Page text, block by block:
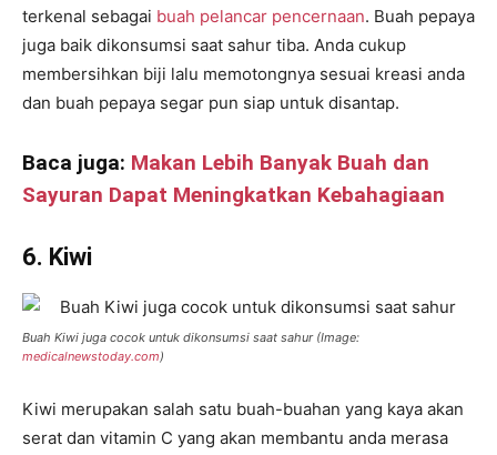
terkenal sebagai buah pelancar pencernaan. Buah pepaya
juga baik dikonsumsi saat sahur tiba. Anda cukup
membersihkan biji lalu memotongnya sesuai kreasi anda
dan buah pepaya segar pun siap untuk disantap.
Baca juga: Makan Lebih Banyak Buah dan
Sayuran Dapat Meningkatkan Kebahagiaan
6. Kiwi
Buah Kiwi juga cocok untuk dikonsumsi saat sahur (Image:
medicalnewstoday.com)
Kiwi merupakan salah satu buah-buahan yang kaya akan
serat dan vitamin C yang akan membantu anda merasa